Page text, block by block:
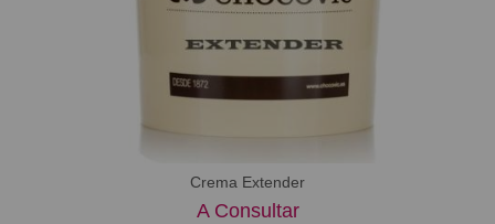
Crema Extender
A Consultar